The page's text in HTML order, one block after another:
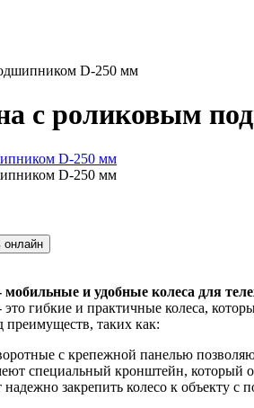
D-250 мм
с роликовым
онлайн
и удобные колеса для
это гибкие и практичные колеса,
таких как:
с крепежной панелью
специальный кронштейн, который
закрепить колесо к объекту